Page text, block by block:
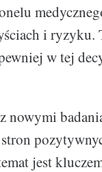
i ryzyku.
w tej
nowymi
jest